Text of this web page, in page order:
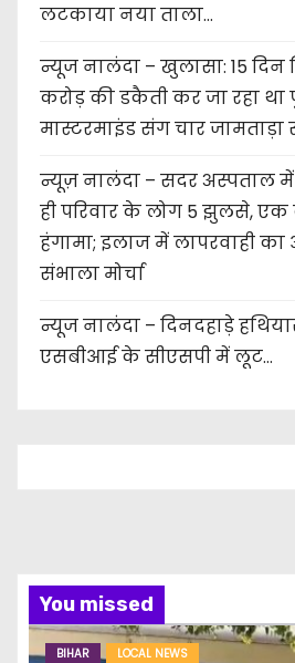
लटकाया नया ताला…
न्यूज नालंदा – खुलासा: 15 दिन
करोड़ की डकैती कर जा रहा
मास्टरमाइंड संग चार जामताड़ा
न्यूज़ नालंदा – सदर अस्पताल
ही परिवार के लोग 5 झुलसे,
हंगामा; इलाज में लापरवाही
संभाला मोर्चा
न्यूज नालंदा – दिनदहाड़े
एसबीआई के सीएसपी में लूट…
You missed
BIHAR LOCAL NEWS